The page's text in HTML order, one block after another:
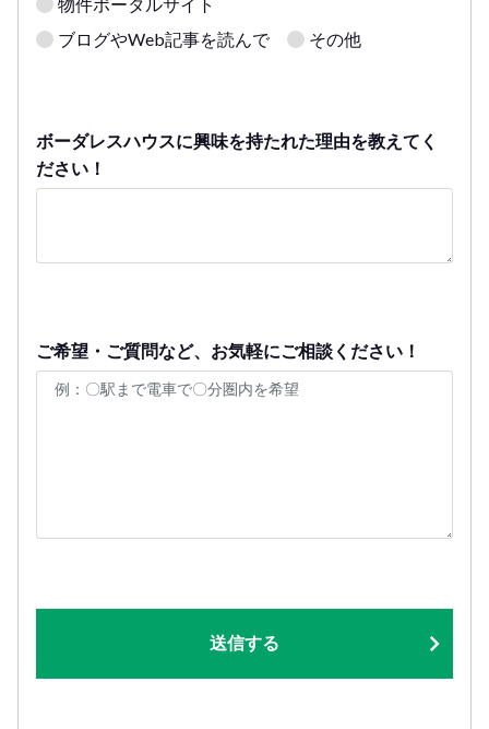
ブログやWeb記事を読んで
その他
ボーダレスハウスに興味を持たれた理由を教えてく
ださい！
ご希望・ご質問など、お気軽にご相談ください！
送信する